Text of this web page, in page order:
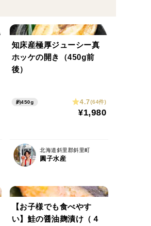
知床産極厚ジューシー真
ホッケの開き（450g前
後）
約450g 4.7(64件)
¥1,980
北海道斜里郡斜里町
圓子水産
【お子様でも食べやす
い】鮭の醤油麹漬け（４